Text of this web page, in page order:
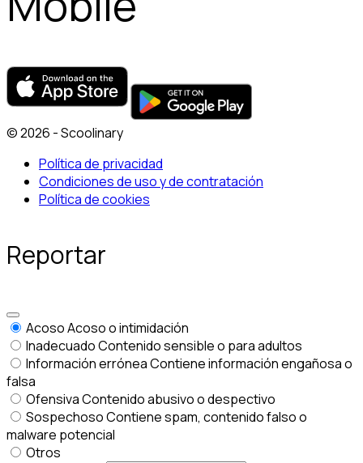
© 2026 - Scoolinary
Política de privacidad
Condiciones de uso y de contratación
Política de cookies
Reportar
AcosoAcoso o intimidación
InadecuadoContenido sensible o para adultos
Información erróneaContiene información engañosa o
falsa
OfensivaContenido abusivo o despectivo
SospechosoContiene spam, contenido falso o
malware potencial
Otros